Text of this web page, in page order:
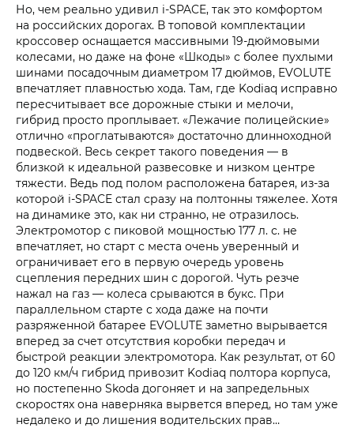
Но, чем реально удивил i‑SPACE, так это комфортом
на российских дорогах. В топовой комплектации
кроссовер оснащается массивными 19‑дюймовыми
колесами, но даже на фоне «Шкоды» с более пухлыми
шинами посадочным диаметром 17 дюймов, EVOLUTE
впечатляет плавностью хода. Там, где Kodiaq исправно
пересчитывает все дорожные стыки и мелочи,
гибрид просто проплывает. «Лежачие полицейские»
отлично «проглатываются» достаточно длинноходной
подвеской. Весь секрет такого поведения — в
близкой к идеальной развесовке и низком центре
тяжести. Ведь под полом расположена батарея, из-за
которой i‑SPACE стал сразу на полтонны тяжелее. Хотя
на динамике это, как ни странно, не отразилось.
Электромотор с пиковой мощностью 177 л. с. не
впечатляет, но старт с места очень уверенный и
ограничивает его в первую очередь уровень
сцепления передних шин с дорогой. Чуть резче
нажал на газ — колеса срываются в букс. При
параллельном старте с хода даже на почти
разряженной батарее EVOLUTE заметно вырывается
вперед за счет отсутствия коробки передач и
быстрой реакции электромотора. Как результат, от 60
до 120 км/ч гибрид привозит Kodiaq полтора корпуса,
но постепенно Skoda догоняет и на запредельных
скоростях она наверняка вырвется вперед, но там уже
недалеко и до лишения водительских прав…